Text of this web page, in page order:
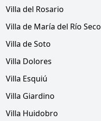
Villa del Rosario
Villa de María del Río Seco
Villa de Soto
Villa Dolores
Villa Esquiú
Villa Giardino
Villa Huidobro